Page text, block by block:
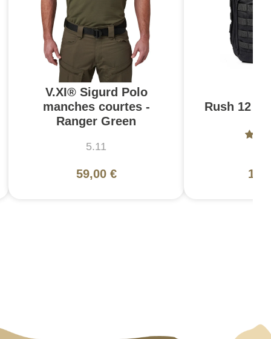
V.XI® Sigurd Polo
manches courtes -
Ranger Green
5.11
59,00 €
Rush 12